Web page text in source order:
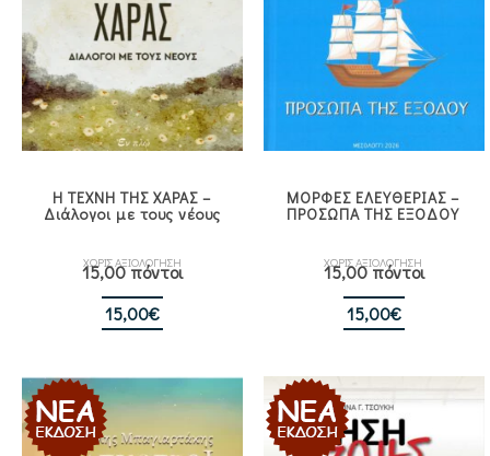
Η ΤΕΧΝΗ ΤΗΣ ΧΑΡΑΣ –
Διάλογοι με τους νέους
ΧΩΡΙΣ ΑΞΙΟΛΟΓΗΣΗ
15,00 πόντοι
15,00€
ΜΟΡΦΕΣ ΕΛΕΥΘΕΡΙΑΣ –
ΠΡΟΣΩΠΑ ΤΗΣ ΕΞΟΔΟΥ
ΧΩΡΙΣ ΑΞΙΟΛΟΓΗΣΗ
15,00 πόντοι
15,00€